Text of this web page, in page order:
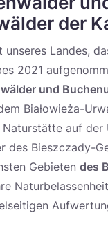
der
Landes,
2021
und
Białowieża-
auf der
des Bieszczady-
Gebieten des